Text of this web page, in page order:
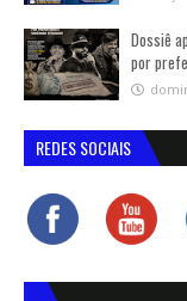
Dossiê
por
REDES SOCIAIS